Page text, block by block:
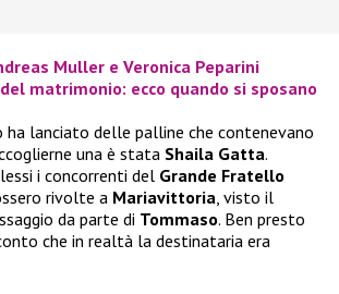
Muller e Veronica Peparini
matrimonio: ecco quando si sposano
ha lanciato delle palline che contenevano
una è stata Shaila Gatta.
i concorrenti del Grande Fratello
rivolte a Mariavittoria, visto il
da parte di Tommaso. Ben presto
che in realtà la destinataria era